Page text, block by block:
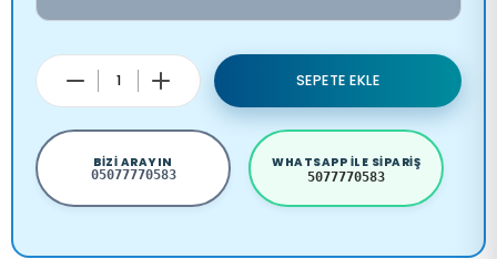
SEPETE EKLE
BIZI ARAYIN
05077770583
WHATSAPP ILE SIPARIŞ
5077770583